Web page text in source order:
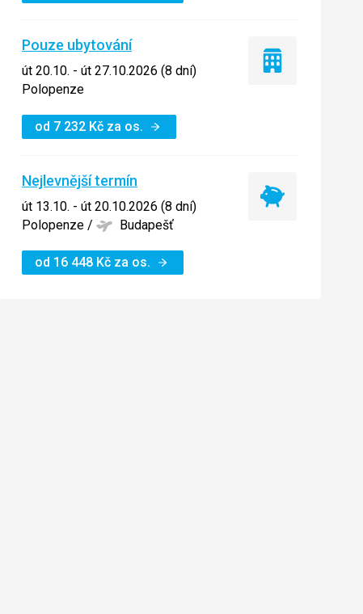
Pouze ubytování
út 20.10. - út 27.10.2026 (8 dní)
Polopenze
od 7 232 Kč za os.
Pouze
Nejlevnější termín
út 13.10. - út 20.10.2026 (8 dní)
Polopenze / Budapešť
od 16 448 Kč za os.
Nejlevnější